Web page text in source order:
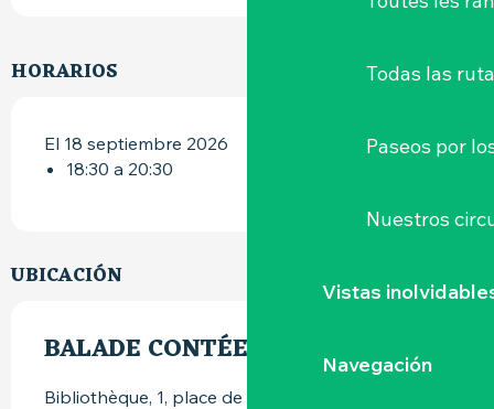
Todas las
Paseos por
Nuestros
Vistas
Navegación
HORARIOS
El 18 septiembre 2026
18:30 a 20:30
UBICACIÓN
BALADE CONTÉE
Bibliothèque, 1, place de l'Église, 44430 La